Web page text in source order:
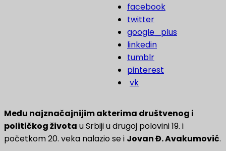
facebook
twitter
google_plus
linkedin
tumblr
pinterest
vk
Među najznačajnijim akterima društvenog i
političkog života u Srbiji u drugoj polovini 19. i
početkom 20. veka nalazio se i Jovan Đ. Avakumović.